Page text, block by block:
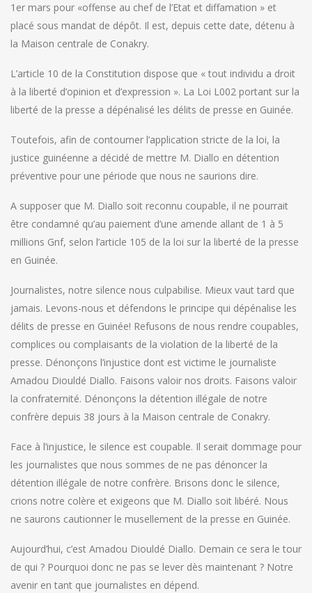
1er mars pour «offense au chef de l’Etat et diffamation » et
placé sous mandat de dépôt. Il est, depuis cette date, détenu à
la Maison centrale de Conakry.
L’article 10 de la Constitution dispose que « tout individu a droit
à la liberté d’opinion et d’expression ». La Loi L002 portant sur la
liberté de la presse a dépénalisé les délits de presse en Guinée.
Toutefois, afin de contourner l’application stricte de la loi, la
justice guinéenne a décidé de mettre M. Diallo en détention
préventive pour une période que nous ne saurions dire.
A supposer que M. Diallo soit reconnu coupable, il ne pourrait
être condamné qu’au paiement d’une amende allant de 1 à 5
millions Gnf, selon l’article 105 de la loi sur la liberté de la presse
en Guinée.
Journalistes, notre silence nous culpabilise. Mieux vaut tard que
jamais. Levons-nous et défendons le principe qui dépénalise les
délits de presse en Guinée! Refusons de nous rendre coupables,
complices ou complaisants de la violation de la liberté de la
presse. Dénonçons l’injustice dont est victime le journaliste
Amadou Diouldé Diallo. Faisons valoir nos droits. Faisons valoir
la confraternité. Dénonçons la détention illégale de notre
confrère depuis 38 jours à la Maison centrale de Conakry.
Face à l’injustice, le silence est coupable. Il serait dommage pour
les journalistes que nous sommes de ne pas dénoncer la
détention illégale de notre confrère. Brisons donc le silence,
crions notre colère et exigeons que M. Diallo soit libéré. Nous
ne saurons cautionner le musellement de la presse en Guinée.
Aujourd’hui, c’est Amadou Diouldé Diallo. Demain ce sera le tour
de qui ? Pourquoi donc ne pas se lever dès maintenant ? Notre
avenir en tant que journalistes en dépend.